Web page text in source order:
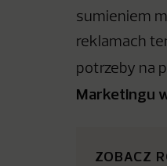
sumieniem
reklamach
potrzeby na
Marketingu
ZOBACZ